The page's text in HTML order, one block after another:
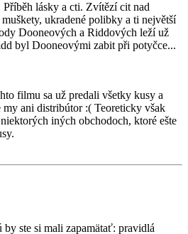
lásky a cti. Zvítězí cit nad
ukradené polibky a ti největší
Dooneových a Riddových leží už
byl Dooneovými zabit při potyčce...
filmu sa už predali všetky kusy a
my ani distribútor :( Teoreticky však
iných obchodoch, ktoré ešte
ste si mali zapamätať: pravidlá